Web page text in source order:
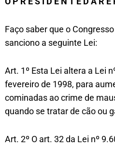
Faço saber que o
sanciono a seguinte Lei:
Art. 1º Esta Lei altera a Lei
fevereiro de 1998, para
cominadas ao crime de
quando se tratar de cão ou
Art. 2º O art. 32 da Lei nº